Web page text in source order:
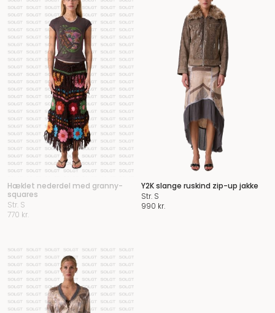
Hæklet nederdel med granny-
squares
Str. S
770 kr.
Y2K slange ruskind zip-up jakke
Str. S
990 kr.